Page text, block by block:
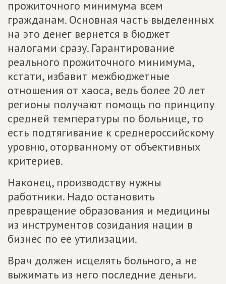
прожиточного минимума всем
гражданам. Основная часть выделенных
на это денег вернется в бюджет
налогами сразу. Гарантирование
реального прожиточного минимума,
кстати, избавит межбюджетные
отношения от хаоса, ведь более 20 лет
регионы получают помощь по принципу
средней температуры по больнице, то
есть подтягивание к среднероссийскому
уровню, оторванному от объективных
критериев.
Наконец, производству нужны
работники. Надо остановить
превращение образования и медицины
из инструментов созидания нации в
бизнес по ее утилизации.
Врач должен исцелять больного, а не
выжимать из него последние деньги.